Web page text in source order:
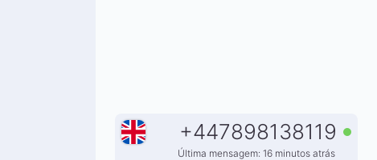
+447898138119
Última mensagem: 16 minutos atrás